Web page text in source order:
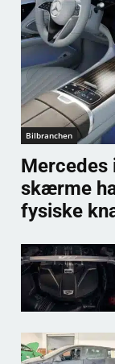
Bilbranchen
Mercedes
skærme
fysiske